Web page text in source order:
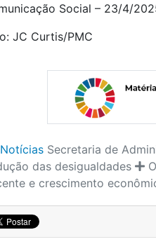
Social – 23/4/
JC Curtis/PMC
Notícias Secretaria de
das desigualdades
e crescimento